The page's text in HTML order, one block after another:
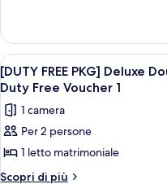
Double
Room,
Ocean
View
+
LOTTE
Duty
FREE
PKG]
Deluxe
Double
Room,
Ocean
View
LOTTE
Duty
Apri
tutte
le
foto
per
[DUTY
FREE
6
[DUTY FREE PKG] Deluxe
Duty Free Voucher 1
1 camera
Per 2 persone
1 letto matrimoniale
Scopri di più
Altri